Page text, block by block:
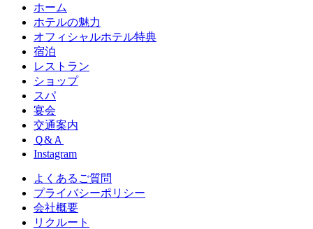
ホーム
ホテルの魅力
オフィシャルホテル特典
宿泊
レストラン
ショップ
スパ
宴会
交通案内
Ｑ&Ａ
Instagram
よくあるご質問
プライバシーポリシー
会社概要
リクルート